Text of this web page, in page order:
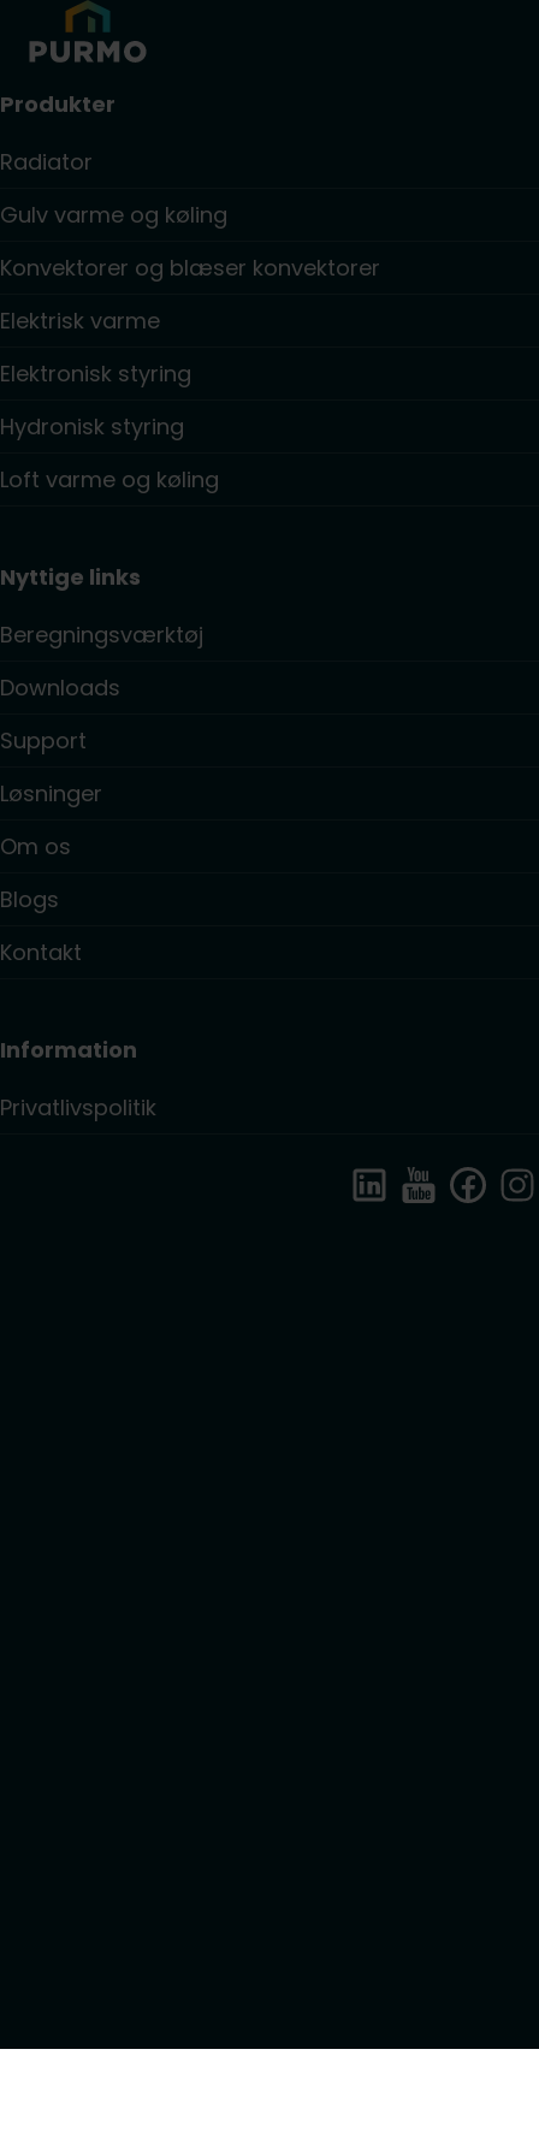
Produkter
Radiator
Gulv varme og køling
Konvektorer og blæser konvektorer
Elektrisk varme
Elektronisk styring
Hydronisk styring
Loft varme og køling
Nyttige links
Beregningsværktøj
Downloads
Support
Løsninger
Om os
Blogs
Kontakt
Information
Privatlivspolitik